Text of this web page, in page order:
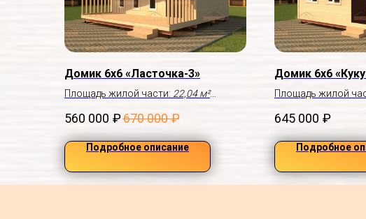
Домик 6х6 «Ласточка-3»
Площадь жилой части: 22,04 м²
560 000 ₽670 000 ₽
Подробное описание
Домик 6х6
Площадь жилой
645 000 ₽
Подробное